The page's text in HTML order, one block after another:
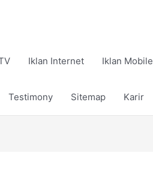
Iklan Internet Iklan Mobile
Testimony Sitemap Karir